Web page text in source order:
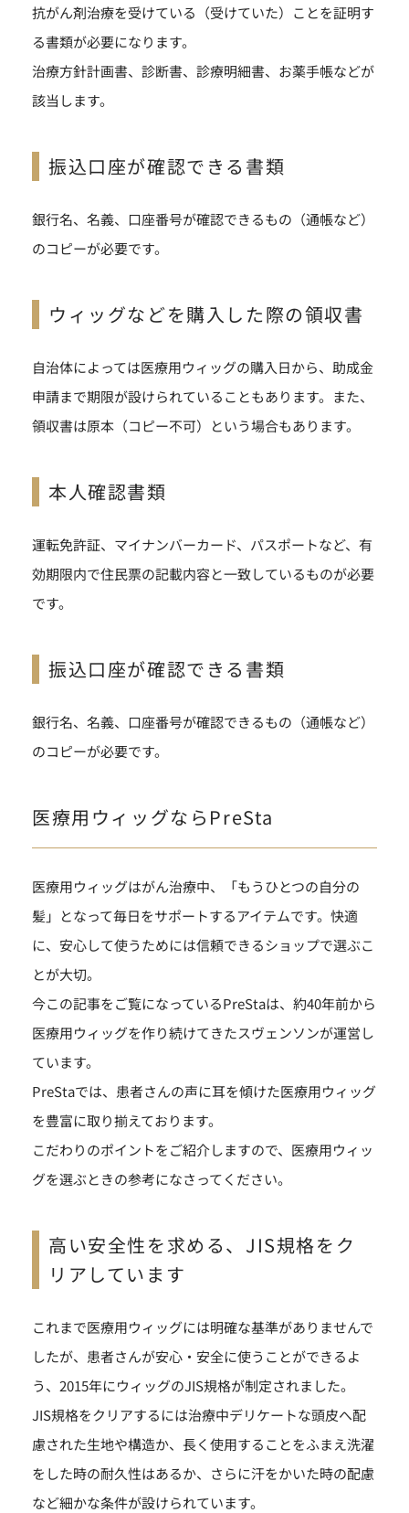
抗がん剤治療を受けている（受けていた）ことを証明す
る書類が必要になります。
治療方針計画書、診断書、診療明細書、お薬手帳などが
該当します。
振込口座が確認できる書類
銀行名、名義、口座番号が確認できるもの（通帳など）
のコピーが必要です。
ウィッグなどを購入した際の領収書
自治体によっては医療用ウィッグの購入日から、助成金
申請まで期限が設けられていることもあります。また、
領収書は原本（コピー不可）という場合もあります。
本人確認書類
運転免許証、マイナンバーカード、パスポートなど、有
効期限内で住民票の記載内容と一致しているものが必要
です。
振込口座が確認できる書類
銀行名、名義、口座番号が確認できるもの（通帳など）
のコピーが必要です。
医療用ウィッグならPreSta
医療用ウィッグはがん治療中、「もうひとつの自分の
髪」となって毎日をサポートするアイテムです。快適
に、安心して使うためには信頼できるショップで選ぶこ
とが大切。
今この記事をご覧になっているPreStaは、約40年前から
医療用ウィッグを作り続けてきたスヴェンソンが運営し
ています。
PreStaでは、患者さんの声に耳を傾けた医療用ウィッグ
を豊富に取り揃えております。
こだわりのポイントをご紹介しますので、医療用ウィッ
グを選ぶときの参考になさってください。
高い安全性を求める、JIS規格をク
リアしています
これまで医療用ウィッグには明確な基準がありませんで
したが、患者さんが安心・安全に使うことができるよ
う、2015年にウィッグのJIS規格が制定されました。
JIS規格をクリアするには治療中デリケートな頭皮へ配
慮された生地や構造か、長く使用することをふまえ洗濯
をした時の耐久性はあるか、さらに汗をかいた時の配慮
など細かな条件が設けられています。